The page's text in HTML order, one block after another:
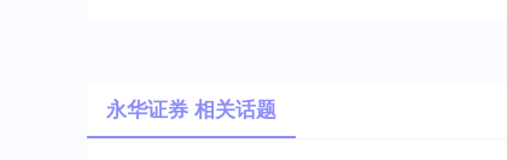
永华证券 相关话题